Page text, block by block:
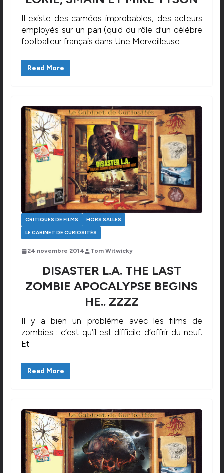
Il existe des caméos improbables, des acteurs
employés sur un pari (quid du rôle d’un célébre
footballeur français dans Une Merveilleuse
Read More
CRITIQUES DE FILMS
HORS SALLES
LE CABINET DE CURIOSITÉS
24 novembre 2014 Tom Witwicky
DISASTER L.A. THE LAST
ZOMBIE APOCALYPSE BEGINS
HE.. ZZZZ
Il y a bien un problème avec les films de
zombies : c’est qu’il est difficile d’offrir du neuf.
Et
Read More